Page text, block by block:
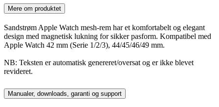
Mere om produktet
Sandstrøm Apple Watch mesh-rem har et komfortabelt og elegant
design med magnetisk lukning for sikker pasform. Kompatibel med
Apple Watch 42 mm (Serie 1/2/3), 44/45/46/49 mm.
NB: Teksten er automatisk genereret/oversat og er ikke blevet
revideret.
Manualer, downloads, garanti og support